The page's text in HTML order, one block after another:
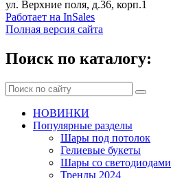
ул. Верхние поля, д.36, корп.1
Работает на InSales
Полная версия сайта
Поиск по каталогу:
НОВИНКИ
Популярные разделы
Шары под потолок
Гелиевые букеты
Шары со светодиодами
Тренды 2024